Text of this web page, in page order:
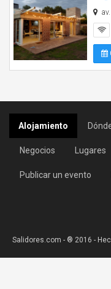
Alojamiento
Negocios Lugares
Publicar un evento
Salidores.com - ® 2016 -